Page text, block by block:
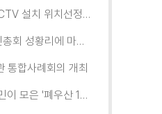
[조원1동] 'CCTV 설치 위치선정협의회' 회의 개최
[연무동] 주민총회 성황리에 마무리
통합사례회의 개최
[조원1동] 주민이 모은 '폐우산 100개' 수원여대에 1차 전달